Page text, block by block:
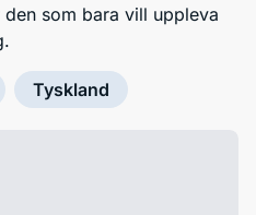
som bara vill uppleva
Tyskland